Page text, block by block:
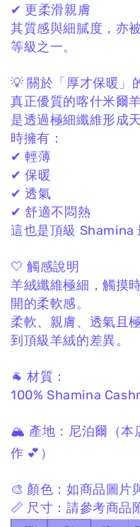
✔ 更柔滑親膚
其質感與細膩度， 亦
等級之一。
💡 關於「厚才保暖」
真正優質的喀什米爾
是透過極細纖維形成
時擁有：
✔ 輕薄
✔ 保暖
✔ 透氣
✔ 舒適不悶熱
這也是頂級 Shamina
🤍 觸感說明
羊絨纖維極細，觸摸
開的柔軟感。
柔軟、親膚、透氣且
到頂級羊絨的差異。
🐐 材質：
100% Shamina
🏔 產地： 尼泊爾 （
作 💕）
🎨 顏色： 如商品圖片
📏 尺寸： 請參考商品